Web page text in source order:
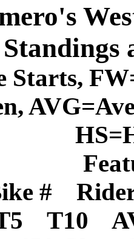
Standings
Starts,
#
T10